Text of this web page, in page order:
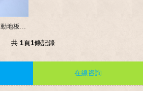
楓木A級本色紅雙拼板運動地板_楓木體育木地板
共 1頁1條記錄
在線咨詢